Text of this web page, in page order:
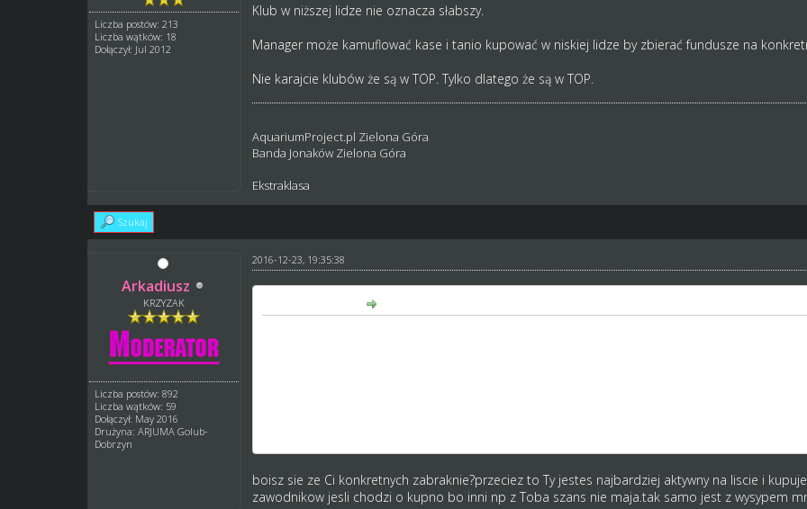
Liczba postów: 213
Liczba wątków: 18
Dołączył: Jul 2012
Klub w niższej lidze nie oznacza słabszy.
Manager może kamuflować kase i tanio kupować w niskiej lidze by zbierać fundusze na
Nie karajcie klubów że są w TOP. Tylko dlatego że są w TOP.
AquariumProject.pl Zielona Góra
Banda Jonaków Zielona Góra
Ekstraklasa
Szukaj
Arkadiusz
KRZYZAK
Liczba postów: 892
Liczba wątków: 59
Dołączył: May 2016
Drużyna: ARJUMA Golub-
Dobrzyn
2016-12-23, 19:35:38
boisz sie ze Ci konkretnych zabraknie?przeciez to Ty jestes najbardziej aktywny na liscie i
zawodnikow jesli chodzi o kupno bo inni np z Toba szans nie maja.tak samo jest z wysypem